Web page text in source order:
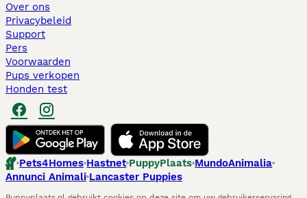
Over ons
Privacybeleid
Support
Pers
Voorwaarden
Pups verkopen
Honden test
Pets4Homes Hastnet PuppyPlaats MundoAnimalia
Annunci Animali Lancaster Puppies